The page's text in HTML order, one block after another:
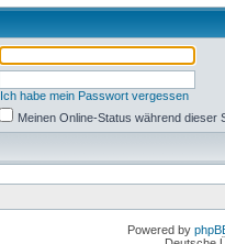
Ich habe mein Passwort vergessen
Meinen Online-Status während dieser
Powered by